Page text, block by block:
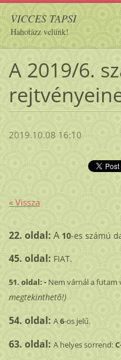
VICCES TAPSI
Hahotázz velünk!
A 2019/6.
2019.10.08 16:10
« Vissza
22. oldal: A 10-es számú
45. oldal: FIAT.
51. oldal: - Nem várnál a futam
megtekinthető!)
54. oldal: A6-os jelű.
63. oldal: A helyes sorrend: